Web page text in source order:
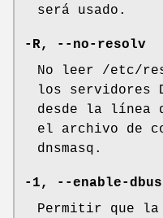
será usado.
-R, --no-resolv
No leer /etc/
los servidores
desde la línea
el archivo de
dnsmasq.
-1, --enable-dbus
Permitir que la